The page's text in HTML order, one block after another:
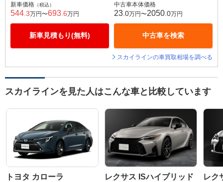
新車価格 （税込）
544 .3万円〜693 .6万円
新車見積もり(無料)
中古車本体価格
23 .0万円〜2050 .0万円
中古車を検索
スカイラインの車買取相場を調べる
スカイラインを見た人はこんな車と比較しています
トヨタ カローラ レクサス ISハイブリッド レク